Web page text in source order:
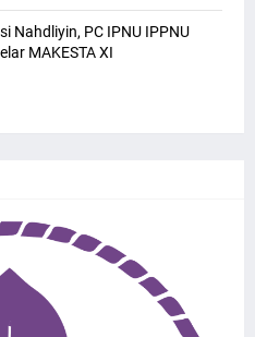
Nahdliyin, PC IPNU IPPNU
MAKESTA XI